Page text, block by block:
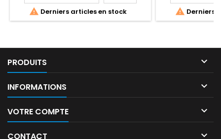
blessures, les muqueuses, les
problèmes articulaires, la vésicule
 Derniers articles en stock
bénéfique pour
 Derniers
PRODUITS 
INFORMATIONS 
VOTRE COMPTE 
CONTACT 